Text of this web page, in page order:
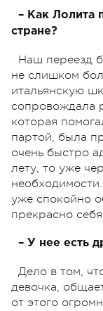
– Как Лолита
стране?
Наш переезд
не слишком
итальянскую
сопровождала
которая
партой, была
очень быстро
лету, то уже
уже спокойно
прекрасно себя
– У нее есть
Дело в том,
девочка,
от этого